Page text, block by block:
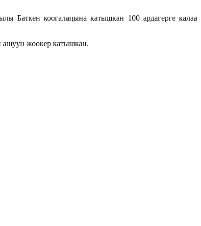
Баткен коогалаңына катышкан 100 ардагерге калаа
ашуун жоокер катышкан.